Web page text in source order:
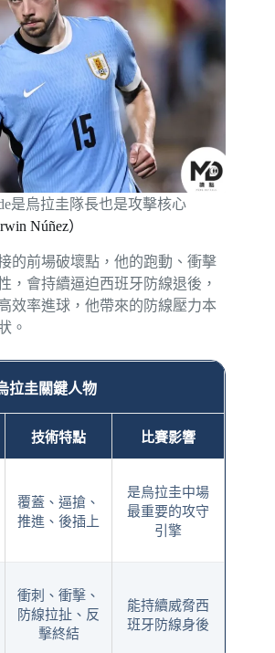
是烏拉圭隊長也是攻擊核心
Núñez）
的前場破壞點，他的跑動、衝擊
，會持續逼迫西班牙防線退後，
效率進球，他帶來的防線壓力本
。
拉圭關鍵人物
技術特點 比賽影響
覆蓋、逼搶、
推進、後插上
是烏拉圭中場
最重要的攻守
引擎
衝刺、衝擊、
防線拉扯、反
擊終結
能持續威脅西
班牙防線身後